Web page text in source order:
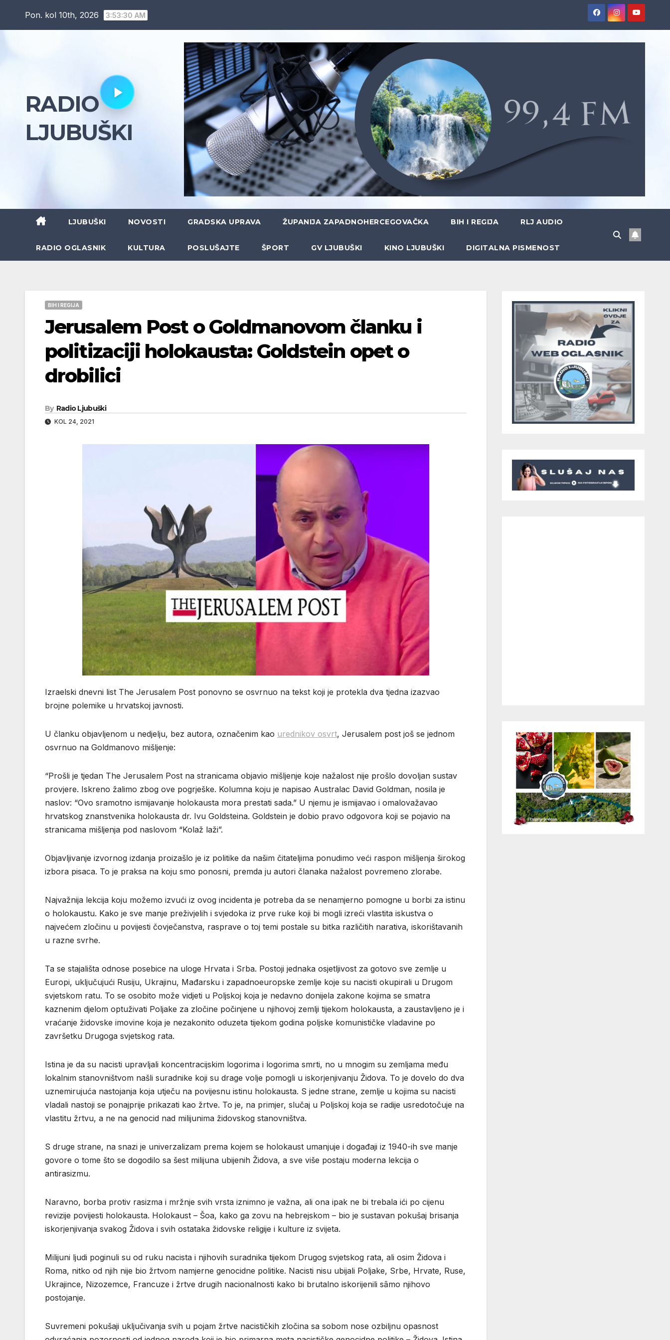
Pon. kol 10th, 2026 3:53:31 AM
RADIO
LJUBUŠKI
LJUBUŠKI NOVOSTI GRADSKA UPRAVA ŽUPANIJA ZAPADNOHERCEGOVAČKA BIH I REGIJA RLJ AUDIO
RADIO OGLASNIK KULTURA POSLUŠAJTE ŠPORT GV LJUBUŠKI KINO LJUBUŠKI DIGITALNA PISMENOST
BIH I REGIJA
Jerusalem Post o Goldmanovom članku i
politizaciji holokausta: Goldstein opet o
drobilici
By Radio Ljubuški
KOL 24, 2021
Izraelski dnevni list The Jerusalem Post ponovno se osvrnuo na tekst koji je protekla dva tjedna izazvao
brojne polemike u hrvatskoj javnosti.
U članku objavljenom u nedjelju, bez autora, označenim kao urednikov osvrt, Jerusalem post još se jednom
osvrnuo na Goldmanovo mišljenje:
“Prošli je tjedan The Jerusalem Post na stranicama objavio mišljenje koje nažalost nije prošlo dovoljan sustav
provjere. Iskreno žalimo zbog ove pogrješke. Kolumna koju je napisao Australac David Goldman, nosila je
naslov: “Ovo sramotno ismijavanje holokausta mora prestati sada.” U njemu je ismijavao i omalovažavao
hrvatskog znanstvenika holokausta dr. Ivu Goldsteina. Goldstein je dobio pravo odgovora koji se pojavio na
stranicama mišljenja pod naslovom “Kolaž laži”.
Objavljivanje izvornog izdanja proizašlo je iz politike da našim čitateljima ponudimo veći raspon mišljenja širokog
izbora pisaca. To je praksa na koju smo ponosni, premda ju autori članaka nažalost povremeno zlorabe.
Najvažnija lekcija koju možemo izvući iz ovog incidenta je potreba da se nenamjerno pomogne u borbi za istinu
o holokaustu. Kako je sve manje preživjelih i svjedoka iz prve ruke koji bi mogli izreći vlastita iskustva o
najvećem zločinu u povijesti čovječanstva, rasprave o toj temi postale su bitka različitih narativa, iskorištavanih
u razne svrhe.
Ta se stajališta odnose posebice na uloge Hrvata i Srba. Postoji jednaka osjetljivost za gotovo sve zemlje u
Europi, uključujući Rusiju, Ukrajinu, Mađarsku i zapadnoeuropske zemlje koje su nacisti okupirali u Drugom
svjetskom ratu. To se osobito može vidjeti u Poljskoj koja je nedavno donijela zakone kojima se smatra
kaznenim djelom optuživati Poljake za zločine počinjene u njihovoj zemlji tijekom holokausta, a zaustavljeno je i
vraćanje židovske imovine koja je nezakonito oduzeta tijekom godina poljske komunističke vladavine po
završetku Drugoga svjetskog rata.
Istina je da su nacisti upravljali koncentracijskim logorima i logorima smrti, no u mnogim su zemljama među
lokalnim stanovništvom našli suradnike koji su drage volje pomogli u iskorjenjivanju Židova. To je dovelo do dva
uznemirujuća nastojanja koja utječu na povijesnu istinu holokausta. S jedne strane, zemlje u kojima su nacisti
vladali nastoji se ponajprije prikazati kao žrtve. To je, na primjer, slučaj u Poljskoj koja se radije usredotočuje na
vlastitu žrtvu, a ne na genocid nad milijunima židovskog stanovništva.
S druge strane, na snazi ​​je univerzalizam prema kojem se holokaust umanjuje i događaji iz 1940-ih sve manje
govore o tome što se dogodilo sa šest milijuna ubijenih Židova, a sve više postaju moderna lekcija o
antirasizmu.
Naravno, borba protiv rasizma i mržnje svih vrsta iznimno je važna, ali ona ipak ne bi trebala ići po cijenu
revizije povijesti holokausta. Holokaust – Šoa, kako ga zovu na hebrejskom – bio je sustavan pokušaj brisanja
iskorjenjivanja svakog Židova i svih ostataka židovske religije i kulture iz svijeta.
Milijuni ljudi poginuli su od ruku nacista i njihovih suradnika tijekom Drugog svjetskog rata, ali osim Židova i
Roma, nitko od njih nije bio žrtvom namjerne genocidne politike. Nacisti nisu ubijali Poljake, Srbe, Hrvate, Ruse,
Ukrajince, Nizozemce, Francuze i žrtve drugih nacionalnosti kako bi brutalno iskorijenili sȃmo njihovo
postojanje.
Suvremeni pokušaji uključivanja svih u pojam žrtve nacističkih zločina sa sobom nose ozbiljnu opasnost